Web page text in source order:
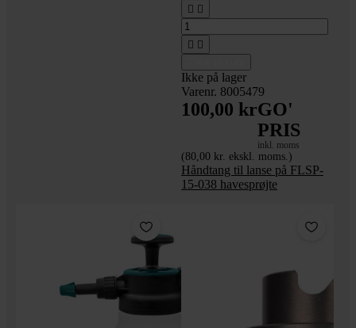
 
 
Ikke på lager
Varenr. 8005479
100,00 krGO'
PRIS
inkl. moms
(80,00 kr. ekskl. moms.)
Håndtang til lanse på FLSP-
15-038 havesprøjte